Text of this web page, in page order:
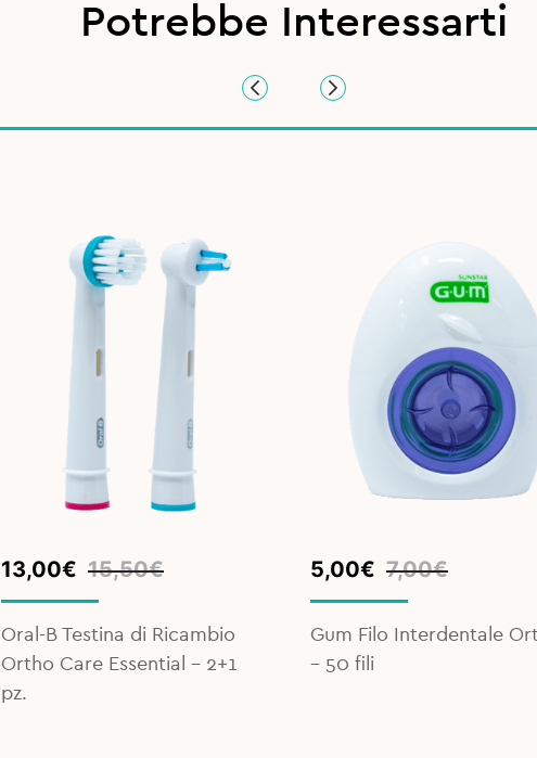
Potrebbe Interessarti
15,50€
Original
price
was:
15,50€.
13,00€
Current
price
13,00€.
Oral-B Testina di Ricambio
Ortho Care Essential – 2+1
pz.
7,00€
Original
price
7,00€.
5,00€
Current
price
5,00€.
Gum Filo Interdentale
– 50 fili